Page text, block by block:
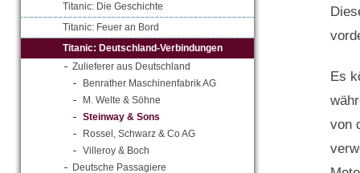
Titanic: Die Geschichte
Titanic: Feuer an Bord
Titanic: Deutschland-Verbindungen
Zulieferer aus Deutschland
Benrather Maschinenfabrik AG
M. Welte & Söhne
Steinway & Sons
Rossel, Schwarz & Co AG
Villeroy & Boch
Deutsche Passagiere
Es
von